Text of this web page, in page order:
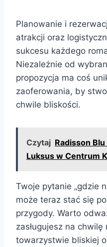
Planowanie i
atrakcji oraz
sukcesu każdego
Niezależnie od
propozycja ma coś
zaoferowania, by
chwile bliskości.
Czytaj Radisson
Luksus w Centrum
Twoje pytanie „gdzie
może teraz stać się
przygody. Warto
zasługujesz na
towarzystwie bliskiej